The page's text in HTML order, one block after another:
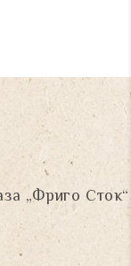
„Фриго Сток“